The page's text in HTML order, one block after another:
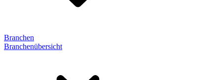
Branchen
Branchenübersicht